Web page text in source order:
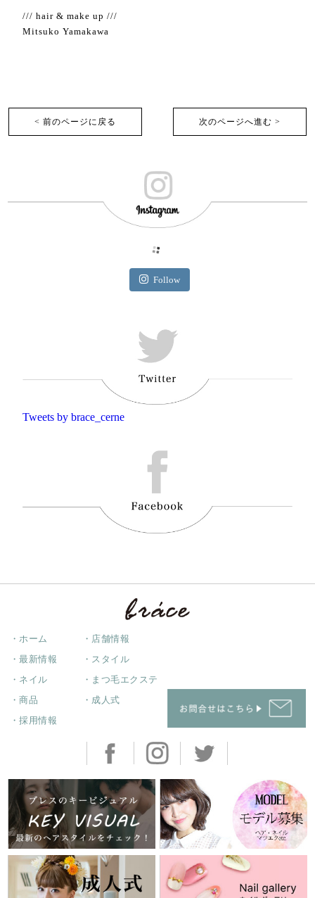
/// hair & make up ///
Mitsuko Yamakawa
< 前のページに戻る 次のページへ進む >︎
Follow
Tweets by brace_cerne
・ホーム ・店舗情報
・最新情報 ・スタイル
・ネイル ・まつ毛エクステ
・商品 ・成人式
・採用情報